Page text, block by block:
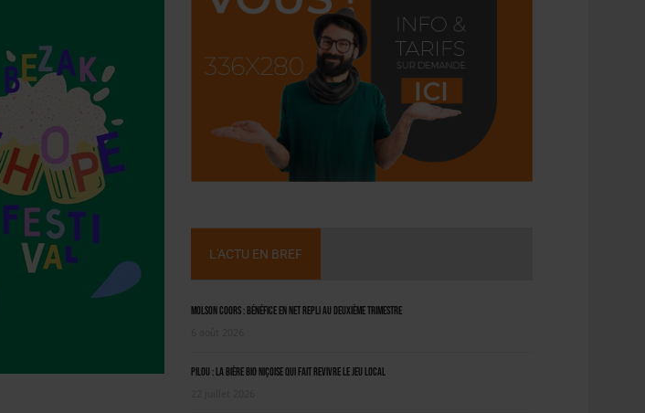
L'ACTU EN BREF
Molson Coors : bénéfice en net repli au deuxième trimestre
Pilou : la bière bio niçoise qui fait revivre le jeu local